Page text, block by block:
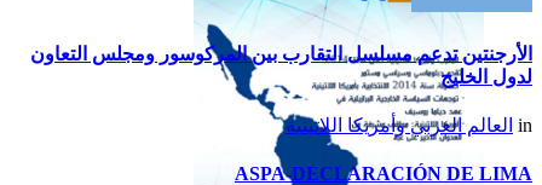
الأرجنتين تدعم مسلسل التقارب بين المركوسور ومجلس التعاون
لدول الخليج
in العالم العربي وأمريكا اللاتينية
ASPA-DECLARACIÓN DE LIMA